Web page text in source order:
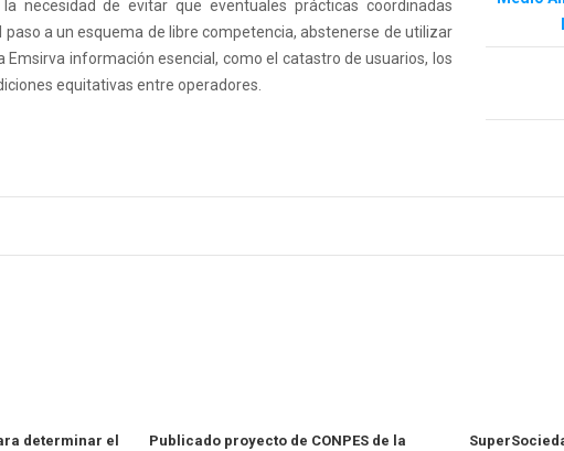
necesidad de evitar que eventuales prácticas coordinadas
a un esquema de libre competencia, abstenerse de utilizar
información esencial, como el catastro de usuarios, los
equitativas entre operadores.
determinar el
Publicado proyecto de CONPES de la